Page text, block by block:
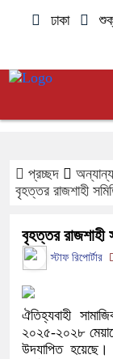
ঢাকা
প্রচ্ছদ অন্যান্য
বৃহত্তর রাজশাহী
বৃহত্তর রাজশাহী
স্টাফ রিপোর্টার
ঐতিহ্যবাহী
২০২৫-২০২৮
উদযাপিত হয়েছে।